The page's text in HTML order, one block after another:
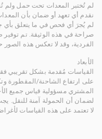
لم تُختبر المعدات تحت حمل ولم
نقدم أي تعهد أو ضمان بأن
لم يُجرَ أي فحص في ما يتعلق بأي
صراحة في هذه الوثيقة. تم
الفردية، وقد لا تعكس هذه الصور
الأبعاد
القياسات مُقدمة بشكل تقريبي
على ارتفاع الشاحنة/المقطورة
المشتري مسؤولية قياس جميع
لضمان أن الحمولة آمنة للنقل.
لا تعتمد على هذه القياسات